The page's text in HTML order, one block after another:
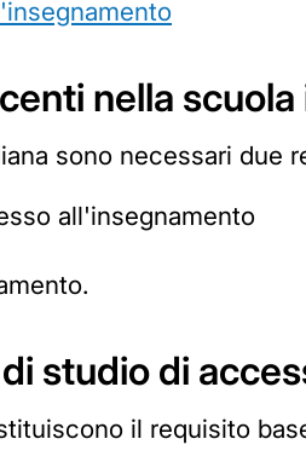
nella scuola
sono necessari due
all'insegnamento
studio di
il requisito